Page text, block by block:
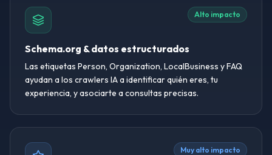
Alto impacto
Schema.org & datos estructurados
Las etiquetas Person, Organization, LocalBusiness y FAQ
ayudan a los crawlers IA a identificar quién eres, tu
experiencia, y asociarte a consultas precisas.
Muy alto impacto